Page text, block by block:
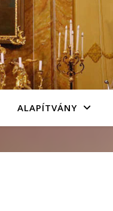
ALAPÍTVÁNY